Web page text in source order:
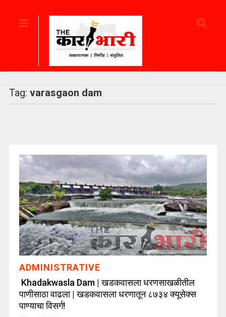
Tag: varasgaon dam
ADMINISTRATIVE
Khadakwasla Dam | खडकवासला धरणसाखळीतील
पाणीसाठा वाढला | खडकवासला धरणातून ८७३४ क्यूसेक्स
पाण्याचा विसर्ग!